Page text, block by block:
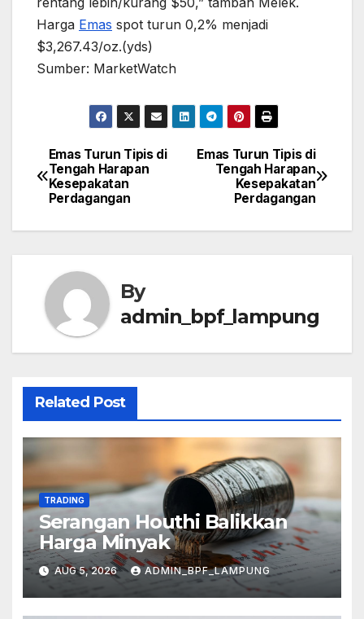
Harga Emas spot turun 0,2% menjadi
$3,267.43/oz.(yds)
Sumber: MarketWatch
Post
navigation
Emas Turun Tipis di
Tengah Harapan
Kesepakatan
Perdagangan
Emas Turun Tipis di
Tengah Harapan
Kesepakatan
Perdagangan
By
admin_bpf_lampung
Related Post
TRADING
Serangan Houthi Balikkan
Harga Minyak
AUG 5, 2026 ADMIN_BPF_LAMPUNG